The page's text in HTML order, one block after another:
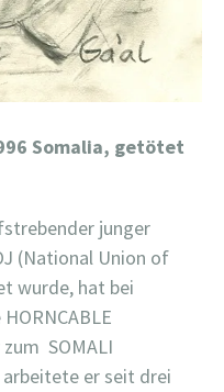
Somalia, getötet
junger
(National Union of
wurde, hat bei
SOMALI
arbeitete er seit drei